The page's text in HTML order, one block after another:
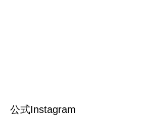
公式Instagram